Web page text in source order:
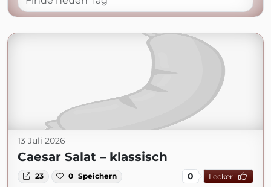
13 Juli 2026
Caesar Salat – klassisch
23 0 Speichern 0 Lecker